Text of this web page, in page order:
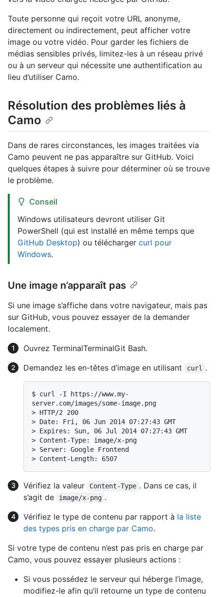
Toute personne qui reçoit votre URL anonyme,
directement ou indirectement, peut afficher votre
image ou votre vidéo. Pour garder les fichiers de
médias sensibles privés, limitez-les à un réseau privé
ou à un serveur qui nécessite une authentification au
lieu d’utiliser Camo.
Résolution des problèmes liés à
Camo
Dans de rares circonstances, les images traitées via
Camo peuvent ne pas apparaître sur GitHub. Voici
quelques étapes à suivre pour déterminer où se trouve
le problème.
Conseil
Windows utilisateurs devront utiliser Git
PowerShell (qui est installé en même temps que
GitHub Desktop) ou télécharger curl pour
Windows.
Une image n’apparaît pas
Si une image s’affiche dans votre navigateur, mais pas
sur GitHub, vous pouvez essayer de la demander
localement.
Ouvrez TerminalTerminalGit Bash.
Demandez les en-têtes d’image en utilisant
curl .
$ curl -I https://www.my-
server.com/images/some-image.png
> HTTP/2 200
> Date: Fri, 06 Jun 2014 07:27:43 GMT
> Expires: Sun, 06 Jul 2014 07:27:43 GMT
> Content-Type: image/x-png
> Server: Google Frontend
> Content-Length: 6507
Vérifiez la valeur Content-Type . Dans ce cas, il
s’agit de
image/x-png .
Vérifiez le type de contenu par rapport à la liste
des types pris en charge par Camo.
Si votre type de contenu n’est pas pris en charge par
Camo, vous pouvez essayer plusieurs actions :
Si vous possédez le serveur qui héberge l’image,
modifiez-le afin qu’il retourne un type de contenu